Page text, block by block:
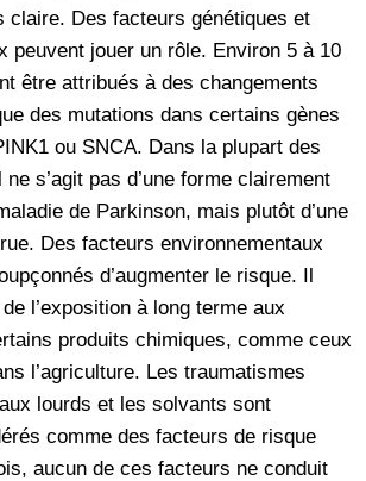
claire. Des facteurs génétiques et
peuvent jouer un rôle. Environ 5 à 10
être attribués à des changements
des mutations dans certains gènes
ou SNCA. Dans la plupart des
s’agit pas d’une forme clairement
de Parkinson, mais plutôt d’une
Des facteurs environnementaux
d’augmenter le risque. Il
l’exposition à long terme aux
produits chimiques, comme ceux
l’agriculture. Les traumatismes
lourds et les solvants sont
comme des facteurs de risque
aucun de ces facteurs ne conduit